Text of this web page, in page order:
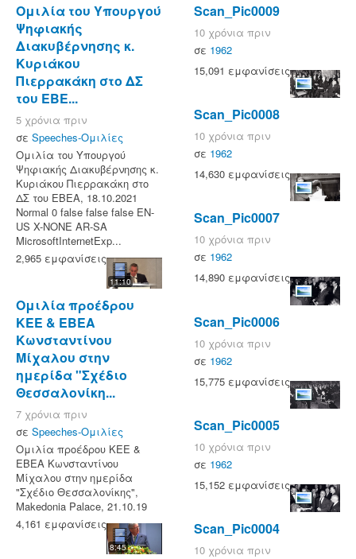
Ομιλία του Υπουργού
Ψηφιακής
Διακυβέρνησης κ.
Κυριάκου
Πιερρακάκη στο ΔΣ
του ΕΒΕ...
5 χρόνια πριν
σε Speeches-Ομιλίες
Ομιλία του Υπουργού
Ψηφιακής Διακυβέρνησης κ.
Κυριάκου Πιερρακάκη στο
ΔΣ του ΕΒΕΑ, 18.10.2021
Normal 0 false false false EN-
US X-NONE AR-SA
MicrosoftInternetExp...
2,965 εμφανίσεις
11:10
Ομιλία προέδρου
ΚΕΕ & ΕΒΕΑ
Κωνσταντίνου
Μίχαλου στην
ημερίδα "Σχέδιο
Θεσσαλονίκη...
7 χρόνια πριν
σε Speeches-Ομιλίες
Ομιλία προέδρου ΚΕΕ &
ΕΒΕΑ Κωνσταντίνου
Μίχαλου στην ημερίδα
"Σχέδιο Θεσσαλονίκης",
Makedonia Palace, 21.10.19
4,161 εμφανίσεις
8:45
Scan_Pic0009
10 χρόνια πριν
σε 1962
15,091 εμφανίσεις
Scan_Pic0008
10 χρόνια πριν
σε 1962
14,630 εμφανίσεις
Scan_Pic0007
10 χρόνια πριν
σε 1962
14,890 εμφανίσεις
Scan_Pic0006
10 χρόνια πριν
σε 1962
15,775 εμφανίσεις
Scan_Pic0005
10 χρόνια πριν
σε 1962
15,152 εμφανίσεις
Scan_Pic0004
10 χρόνια πριν